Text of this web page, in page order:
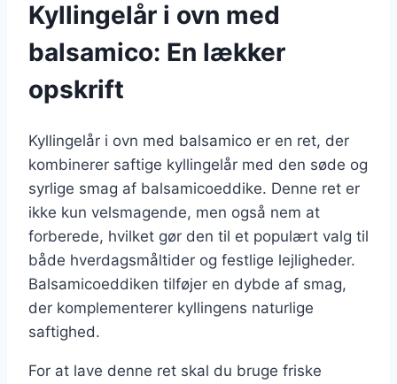
Kyllingelår i ovn med
balsamico: En lækker
opskrift
Kyllingelår i ovn med balsamico er en ret, der
kombinerer saftige kyllingelår med den søde og
syrlige smag af balsamicoeddike. Denne ret er
ikke kun velsmagende, men også nem at
forberede, hvilket gør den til et populært valg til
både hverdagsmåltider og festlige lejligheder.
Balsamicoeddiken tilføjer en dybde af smag,
der komplementerer kyllingens naturlige
saftighed.
For at lave denne ret skal du bruge friske